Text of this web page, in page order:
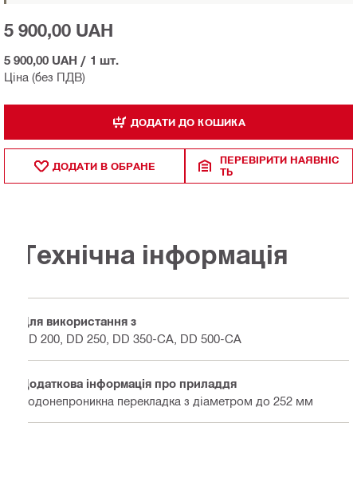
Ціна (без ПДВ)
5 900,00 UAH
5 900,00 UAH / 1 шт.
ДОДАТИ ДО КОШИКА
ДОДАТИ В ОБРАНЕ
ПЕРЕВІРИТИ НАЯВНІС
ТЬ
Технічна інформація
Для використання з
DD 200, DD 250, DD 350-CA, DD 500-CA
Додаткова інформація про приладдя
Водонепроникна перекладка з діаметром до 252 мм